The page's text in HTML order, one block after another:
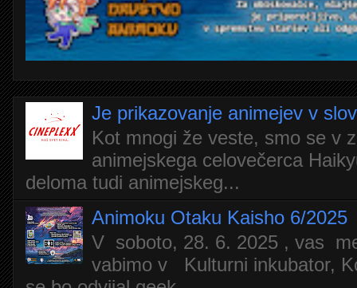
Je prikazovanje animejev v
Kot mnogi že veste, smo se v
animejskega celovečerca
deloma tudi animejskeg...
Animoku Otaku Kaisho 6/2025
V soboto, 28. 6. 2025 , vas
vabimo v Kulturni inkubator,